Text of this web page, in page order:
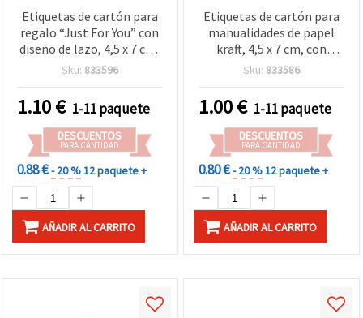
Etiquetas de cartón para
regalo “Just For You” con
diseño de lazo, 4,5 x 7 cm,
pack de 12 con 3 m de
Sku: 833596
1.10€ 1-11 paquete
DESCUENTOS
PARA CANTIDAD
0.88 €- 20 %12 paquete +
AÑADIR AL CARRITO
Etiquetas de cartón para
manualidades de papel
kraft, 4,5 x 7 cm, con
cordel de 3 m - 12 uds
Sku: 833586
1.00€ 1-11 paquete
DESCUENTOS
PARA CANTIDAD
0.80 €- 20 %12 paquete +
AÑADIR AL CARRITO